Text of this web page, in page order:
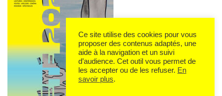
Ce site utilise des cookies pour vous
proposer des contenus adaptés, une
aide à la navigation et un suivi
d’audience. Cet outil vous permet de
les accepter ou de les refuser. En
savoir plus.